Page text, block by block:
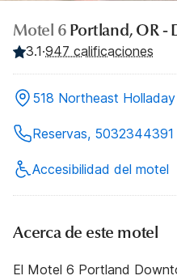
Motel 6 Portland, OR
3.1·947 calificaciones
518 Northeast
Reservas, 5032344391
Accesibilidad del motel
Acerca de este motel
El Motel 6 Portland